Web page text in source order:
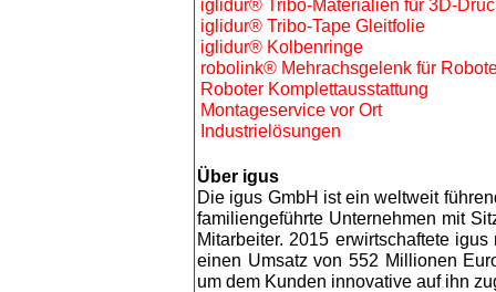
iglidur® Tribo-Materialien für 3D-
iglidur® Tribo-Tape Gleitfolie
iglidur® Kolbenringe
robolink® Mehrachsgelenk für
Roboter Komplettausstattung
Montageservice vor Ort
Industrielösungen
Über igus
Die igus GmbH ist ein weltweit
familiengeführte Unternehmen mit
Mitarbeiter. 2015 erwirtschaftete
einen Umsatz von 552 Millionen
um dem Kunden innovative auf ihn